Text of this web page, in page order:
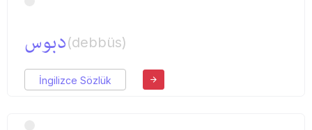
دبوس(debbüs)
İngilizce Sözlük